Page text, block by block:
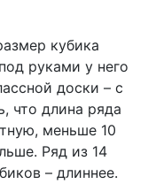
кубика
руками у него
доски – с
что длина ряда
меньше 10
Ряд из 14
– длиннее.